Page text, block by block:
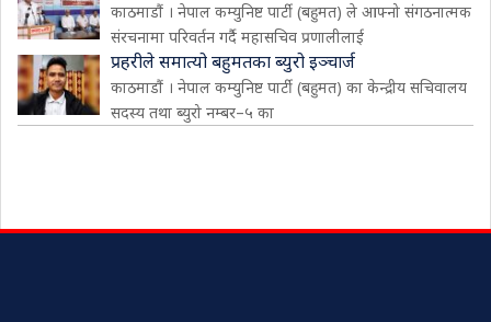
काठमाडौं । नेपाल कम्युनिष्ट पार्टी (बहुमत) ले आफ्नो संगठनात्मक
संरचनामा परिवर्तन गर्दै महासचिव प्रणालीलाई
प्रहरीले समात्यो बहुमतका ब्युरो इञ्चार्ज
काठमाडौं । नेपाल कम्युनिष्ट पार्टी (बहुमत) का केन्द्रीय सचिवालय
सदस्य तथा ब्युरो नम्बर–५ का